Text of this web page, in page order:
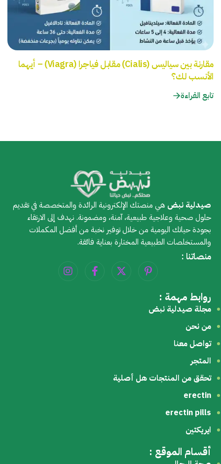
مقارنة بين سياليس (Cialis) مقابل فياجرا (Viagra) – أيهما
الأنسب لك؟
تابع القراءة
صيدلية نبض هي منصتك الإلكترونية الرائدة والمتخصصة في تقديم
حلول صحية وعلاجية طبيعية، آمنة، ومضمونة. نهدف إلى الارتقاء
بجودة حياتك اليومية من خلال توفير نخبة من أفضل المكملات
والمستخلصات الطبيعية المختارة بعناية فائقة.
منصاتنا :
روابط مهمة :
مجلة صيدلية نبض
من نحن
تواصل معنا
المتجر
تحقق من المنتجات هل أصلية
erectin
erectin pills
ايريكتين
أقسام الموقع :